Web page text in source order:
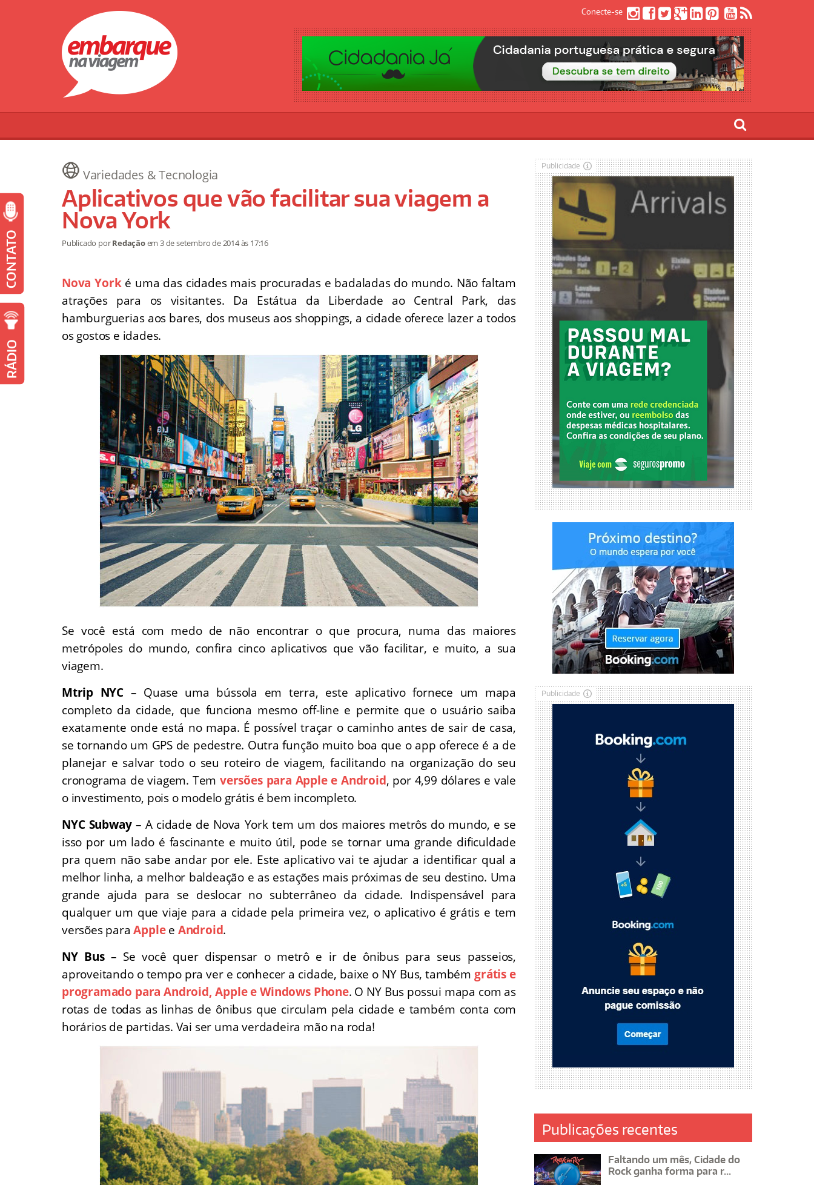
Conecte-se
Variedades & Tecnologia
Aplicativos que vão facilitar sua viagem a
Nova York
Publicado porRedaçãoem3 de setembro de 2014às 17:16
Nova Yorké uma das cidades mais procuradas e badaladas do mundo. Não faltam
atrações para os visitantes. Da Estátua da Liberdade ao Central Park, das
hamburguerias aos bares, dos museus aos shoppings, a cidade oferece lazer a todos
os gostos e idades.
Se você está com medo de não encontrar o que procura, numa das maiores
metrópoles do mundo, confira cinco aplicativos que vão facilitar, e muito, a sua
viagem.
Mtrip NYC– Quase uma bússola em terra, este aplicativo fornece um mapa
completo da cidade, que funciona mesmo off-line e permite que o usuário saiba
exatamente onde está no mapa. É possível traçar o caminho antes de sair de casa,
se tornando um GPS de pedestre. Outra função muito boa que o app oferece é a de
planejar e salvar todo o seu roteiro de viagem, facilitando na organização do seu
cronograma de viagem. Temversões para Apple e Android, por 4,99 dólares e vale
o investimento, pois o modelo grátis é bem incompleto.
NYC Subway – A cidade de Nova York tem um dos maiores metrôs do mundo, e se
isso por um lado é fascinante e muito útil, pode se tornar uma grande dificuldade
pra quem não sabe andar por ele. Este aplicativo vai te ajudar a identificar qual a
melhor linha, a melhor baldeação e as estações mais próximas de seu destino. Uma
grande ajuda para se deslocar no subterrâneo da cidade. Indispensável para
qualquer um que viaje para a cidade pela primeira vez, o aplicativo é grátis e tem
versões paraApplee Android.
NY Bus– Se você quer dispensar o metrô e ir de ônibus para seus passeios,
aproveitando o tempo pra ver e conhecer a cidade, baixe o NY Bus, tambémgrátis e
programado para Android, Apple e Windows Phone. O NY Bus possui mapa com as
rotas de todas as linhas de ônibus que circulam pela cidade e também conta com
horários de partidas. Vai ser uma verdadeira mão na roda!
Publicidade
Publicidade
Publicações recentes
Faltando um mês, Cidade do
Rock ganha forma para r...
CONTATO
RÁDIO